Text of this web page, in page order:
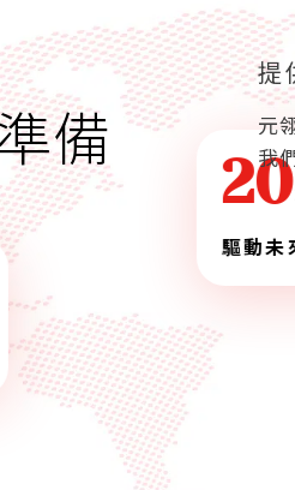
備
提
元
我
持續進行技術創20
驅動未